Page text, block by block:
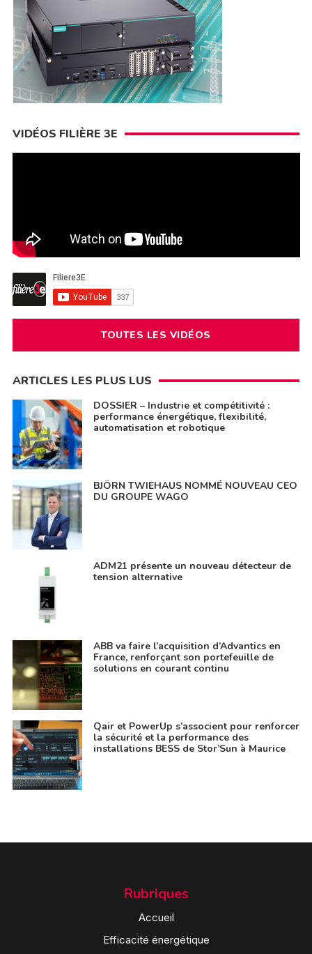
VIDÉOS FILIÈRE 3E
TOUTES LES VIDÉOS
ARTICLES LES PLUS LUS
DOSSIER – Industrie et compétitivité :
performance énergétique, flexibilité,
automatisation et robotique
BJÖRN TWIEHAUS NOMMÉ NOUVEAU CEO
DU GROUPE WAGO
ADM21 présente un nouveau détecteur de
tension alternative
ABB va faire l’acquisition d’Advantics en
France, renforçant son portefeuille de
solutions en courant continu
Qair et PowerUp s’associent pour renforcer
la sécurité et la performance des
installations BESS de Stor’Sun à Maurice
Rubriques
Accueil
Efficacité énergétique